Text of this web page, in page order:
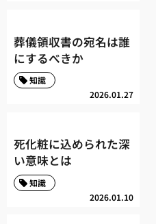
葬儀領収書の宛名は誰
にするべきか
2026.01.27
知識
死化粧に込められた深
い意味とは
2026.01.10
知識